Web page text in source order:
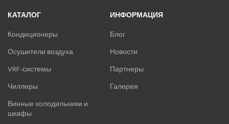
КАТАЛОГ
Кондиционеры
Осушители воздуха
VRF-системы
Чиллеры
Винные холодильники и
шкафы
ИНФОРМАЦИЯ
Блог
Новости
Партнеры
Галерея